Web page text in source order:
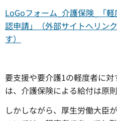
LoGoフォーム_介護保険_「
認申請」（外部サイトへリン
す）
要支援や要介護1の軽度者に
は、介護保険による給付は原則
しかしながら、厚生労働大臣